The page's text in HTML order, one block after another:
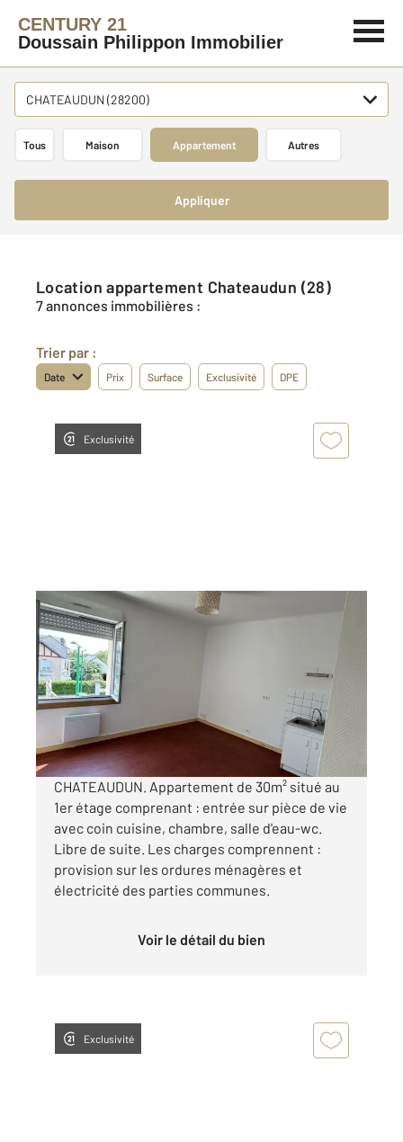
CENTURY 21
Doussain Philippon Immobilier
CHATEAUDUN (28200)
Tous Maison Appartement Autres
Appliquer
Location appartement Chateaudun (28)
7 annonces immobilières :
Trier par :
Date Prix Surface Exclusivité DPE
Exclusivité
CHATEAUDUN 28
30,38 m2, 2 pièces
Ref : 4312
Appartement F2 à louer
440 €
par mois charges comprises
CHATEAUDUN. Appartement de 30m² situé au
1er étage comprenant : entrée sur pièce de vie
avec coin cuisine, chambre, salle d'eau-wc.
Libre de suite. Les charges comprennent :
provision sur les ordures ménagères et
électricité des parties communes.
Voir le détail du bien
Exclusivité